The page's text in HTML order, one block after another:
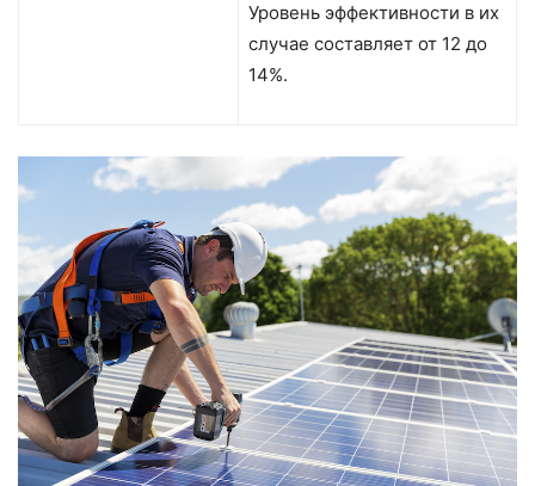
Уровень эффективности в их
случае составляет от 12 до
14%.